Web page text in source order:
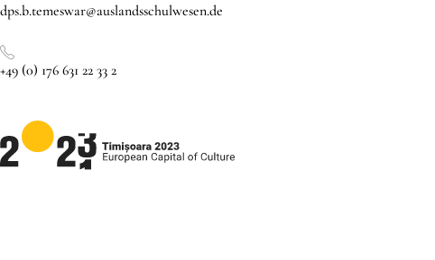
dps.b.temeswar@auslandsschulwesen.de
+49 (0) 176 631 22 33 2